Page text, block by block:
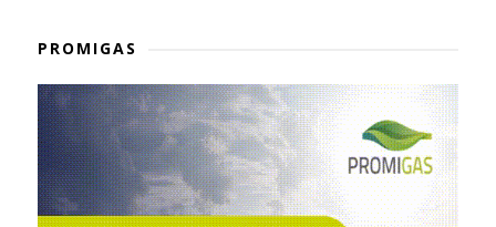
PROMIGAS